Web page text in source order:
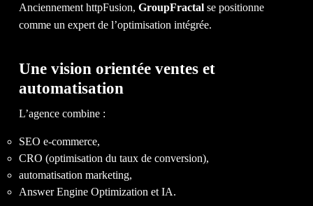
Anciennement httpFusion, GroupFractal se positionne
comme un expert de l’optimisation intégrée.
Une vision orientée ventes et
automatisation
L’agence combine :
SEO e-commerce,
CRO (optimisation du taux de conversion),
automatisation marketing,
Answer Engine Optimization et IA.